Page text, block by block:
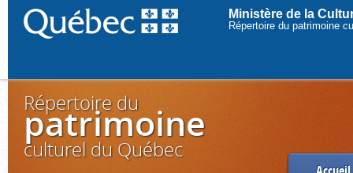
Ministère de la
Répertoire du patrimoine
Répertoire du
patrimoine
culturel du Québec